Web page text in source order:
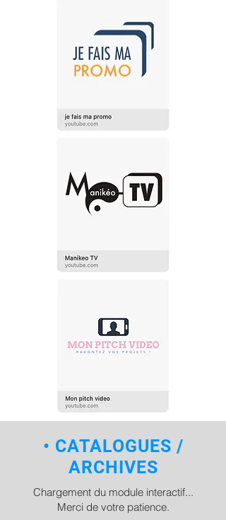
• CATALOGUES /
ARCHIVES
Chargement du module interactif...
Merci de votre patience.